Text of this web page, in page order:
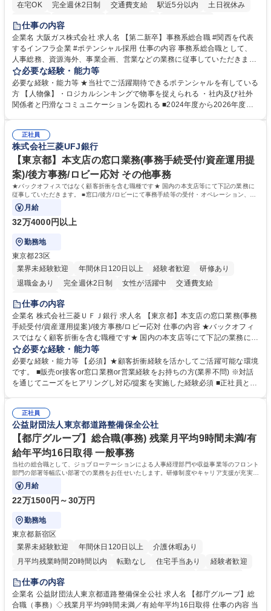
在宅OK
完全週休2日制 交通費支給 駅近5分以内
土日祝休み
服装自由
第二新卒歓迎
仕事の内容
企業名 大阪ガス株式会社 求人名 【第二新卒】事務系総合職 #関西を代表
するインフラ企業 #ポテンシャル採用 仕事の内容 事務系総合職として、
人事総務、資源海外、事業企画、営業などの業務に従事していただきま
す。 【業務内容の一例】■所属事業部の勤労業務 ■海外に関係する各種業
務 ■営業部門の企画スタッフ、ルート営業 【キャリアパス】入社後の配属
ポジションで一定期間ご活躍頂いた後、本人の適性及び将来のキャリアを
鑑みてジョブローテーションを行います。 【育成】OJTでの現場育成や研
表するインフラ企業 #ポテンシャル採用
必要な経験・能力等
必要な経験・能力等 ★当社でご活躍期待できるポテンシャルを有している
方 【人物像】・ロジカルシンキングで物事を捉えられる ・社内及び社外
関係者と円滑なコミュニケーションを図れる ■2024年度から2026年度ま
72.html ■エネルギーセキュリティの不安定化や気候変動による自然災害の
甚大化など、これまで以上に社会課題解決の重要性が高まっています。
「未来の日常」の創造に向けて持続可能な社会の実現に貢献してまいりま
す。 学歴・資格 学歴：大学院 大学 語学力： 資格：
正社員
株式会社三菱UFJ銀行
【東京都】本支店の窓口業務(事務手続受付/資産運用提
案)/後方事務/ロビー応対 その他事務
★バックオフィスではなく顧客折衝を含む職種です★ 国内の本支店等にて下記の業務に
従事していただきます。 ■窓口/後方/ロビーにて事務手続等の受付・オペレーション、お
客様対応
月給
32万4000円以上
勤務地
東京都23区
業界未経験歓迎
年間休日120日以上 経験者歓迎
研修あり
退職金あり
完全週休2日制 女性が活躍中
交通費支給
土日祝休み
仕事の内容
企業名 株式会社三菱ＵＦＪ銀行 求人名 【東京都】本支店の窓口業務(事務
手続受付/資産運用提案)/後方事務/ロビー応対 仕事の内容 ★バックオフィ
スではなく顧客折衝を含む職種です★ 国内の本支店等にて下記の業務に従
事していただきます。 ■窓口/後方/ロビーにて事務手続等の受付・オペレ
ーション、お客様対応 ■窓口にて、ご来店された個人のお客様に対して金
融商品のご提案 ■効率的な事務運用の検討・構築等 ≪業務紹介：ご応募前
に必ずご覧ください≫ ※記事 https://www.mysite.bk.mufg.jp/career/circle/
必要な経験・能力等
必要な経験・能力等 【必須】★顧客折衝経験を活かしてご活躍可能な環境
です。 ■販売or接客or窓口業務or営業経験をお持ちの方(業界不問) ※対話
を通じてニーズをヒアリングし対応/提案を実施した経験必須 ■正社員とし
るので安心して入行いただけます。 幅広いキャリアの選択肢があり、公募
や社内副業等を活用し、 一人ひとりが挑戦できるカルチャーが浸透してい
ます。 学歴・資格 学歴：大学院 大学 高専 短大 専修学校 高校 語学力：
資格：
正社員
公益財団法人東京都道路整備保全公社
【都庁グループ】総合職(事務) 残業月平均9時間未満/有
給年平均16日取得 一般事務
当社の総合職として、ジョブローテーションによる人事経理部門や収益事業等のフロント
部門の部署等幅広い部署での業務をお任せいたします。研修制度やキャリア支援が充実し
ております！ ※下記業務詳細
月給
22万1500円～30万円
勤務地
東京都新宿区
業界未経験歓迎
年間休日120日以上
介護休暇あり
月平均残業時間20時間以内
転勤なし 住宅手当あり
経験者歓迎
研修あり
退職金あり
駅近5分以内
資格取得手当あり 食事補助あり
仕事の内容
企業名 公益財団法人東京都道路整備保全公社 求人名 【都庁グループ】総
合職（事務）◇残業月平均9時間未満／有給年平均16日取得 仕事の内容 当